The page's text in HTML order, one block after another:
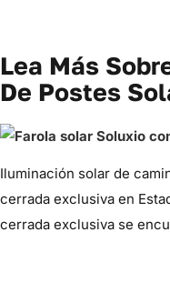
Lea Más
De Postes
Iluminación solar de
cerrada exclusiva en
cerrada exclusiva se